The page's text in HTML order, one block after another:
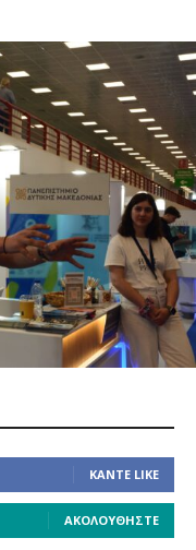
ΚΆΝΤΕ LIKE
ΑΚΟΛΟΥΘΉΣΤΕ